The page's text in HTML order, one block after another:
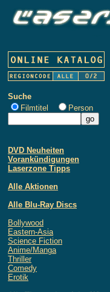
Suche
Filmtitel
Person
DVD Neuheiten
Vorankündigungen
Laserzone Tipps
Alle Aktionen
Alle Blu-Ray Discs
Bollywood
Eastern-Asia
Science Fiction
Anime/Manga
Thriller
Comedy
Erotik